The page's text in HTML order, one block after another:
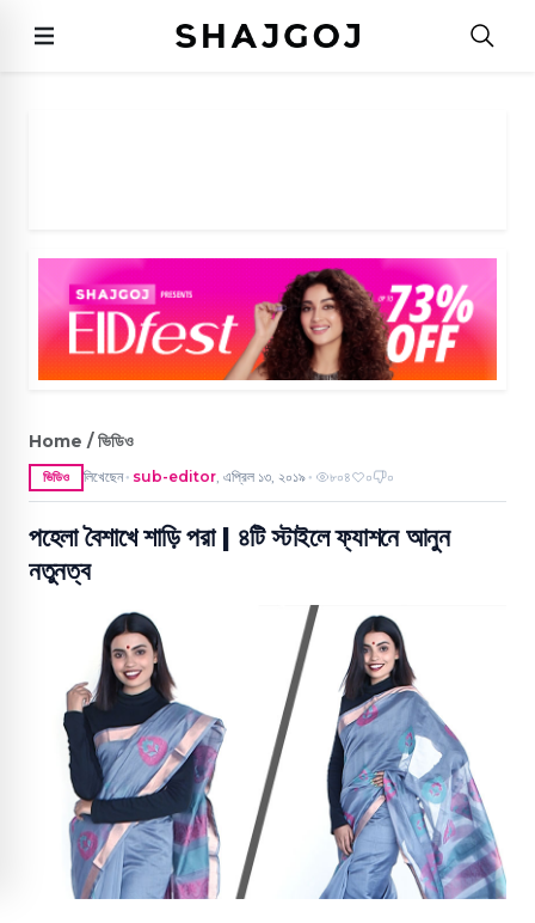
Home / ভিডিও
ভিডিও লিখেছেন ● sub-editor, এপ্রিল ১৩, ২০১৯ ● ৮০৪ ০ ০
পহেলা বৈশাখে শাড়ি পরা | ৪টি স্টাইলে ফ্যাশনে আনুন
নতুনত্ব